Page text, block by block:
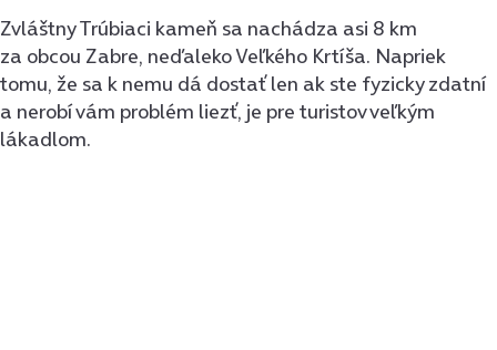
Zvláštny Trúbiaci kameň sa nachádza asi 8 km
za obcou Zabre, neďaleko Veľkého Krtíša. Napriek
tomu, že sa k nemu dá dostať len ak ste fyzicky zdatní
a nerobí vám problém liezť, je pre turistov veľkým
lákadlom.